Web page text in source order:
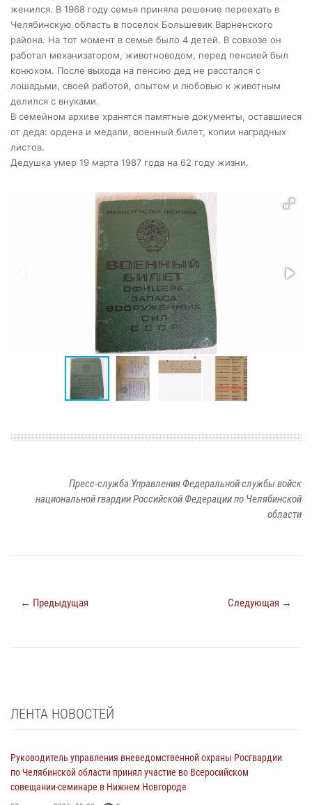
женился. В 1968 году семья приняла решение переехать в
Челябинскую область в поселок Большевик Варненского
района. На тот момент в семье было 4 детей. В совхозе он
работал механизатором, животноводом, перед пенсией был
конюхом. После выхода на пенсию дед не расстался с
лошадьми, своей работой, опытом и любовью к животным
делился с внуками.
В семейном архиве хранятся памятные документы, оставшиеся
от деда: ордена и медали, военный билет, копии наградных
листов.
Дедушка умер 19 марта 1987 года на 62 году жизни.
Пресс-служба Управления Федеральной службы войск
национальной гвардии Российской Федерации по Челябинской
области
← Предыдущая Следующая →
ЛЕНТА НОВОСТЕЙ
Руководитель управления вневедомственной охраны Росгвардии
по Челябинской области принял участие во Всеросийском
совещании-семинаре в Нижнем Новгороде